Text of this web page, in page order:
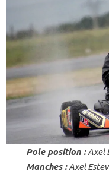
Pole position :Axel
Manches : Axel